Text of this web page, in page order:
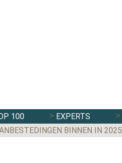
100 EXPERTS
BINNEN IN 2025